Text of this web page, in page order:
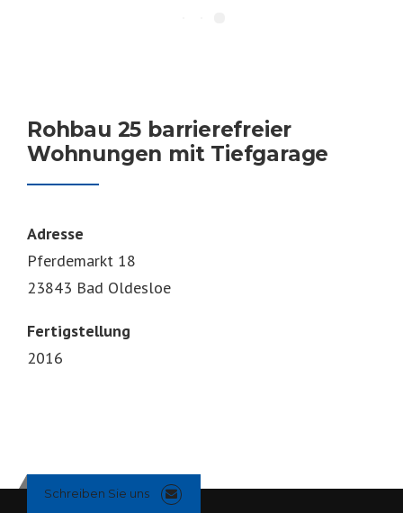
Rohbau 25 barrierefreier
Wohnungen mit Tiefgarage
Adresse
Pferdemarkt 18
23843 Bad Oldesloe
Fertigstellung
2016
Schreiben Sie uns